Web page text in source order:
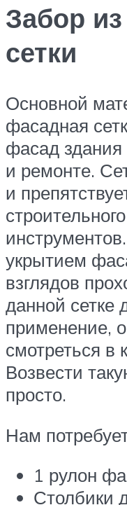
Забор
сетки
Основной
фасадная
фасад здания
и ремонте.
и
укрытием
взглядов
данной сетке
применение,
смотреться в
Возвести
просто.
Нам
1 рулон
Столбики